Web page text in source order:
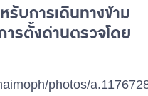
รับการเดินทางข้าม
รตั้งด่านตรวจโดย
photos/